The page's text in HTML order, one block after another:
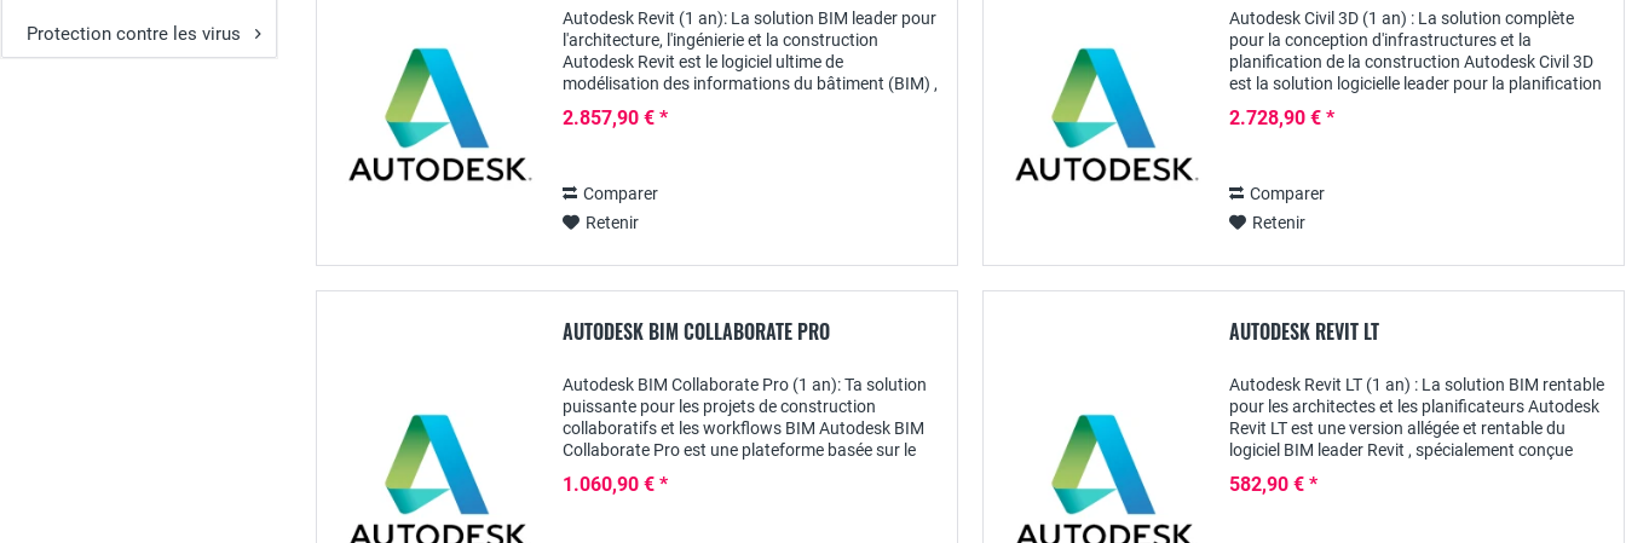
Protection contre les virus
Autodesk Revit (1 an): La solution BIM leader pour
l'architecture, l'ingénierie et la construction
Autodesk Revit est le logiciel ultime de
modélisation des informations du bâtiment (BIM) ,
2.857,90 € *
Comparer
Retenir
Autodesk Civil 3D (1 an) : La solution complète
pour la conception d'infrastructures et la
planification de la construction Autodesk Civil 3D
est la solution logicielle leader pour la planification
2.728,90 € *
Comparer
Retenir
AUTODESK BIM COLLABORATE PRO
Autodesk BIM Collaborate Pro (1 an): Ta solution
puissante pour les projets de construction
collaboratifs et les workflows BIM Autodesk BIM
Collaborate Pro est une plateforme basée sur le
1.060,90 € *
AUTODESK REVIT LT
Autodesk Revit LT (1 an) : La solution BIM rentable
pour les architectes et les planificateurs Autodesk
Revit LT est une version allégée et rentable du
logiciel BIM leader Revit , spécialement conçue
582,90 € *